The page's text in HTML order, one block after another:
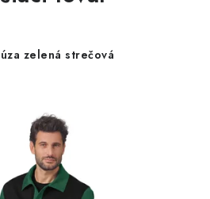
zelená strečová